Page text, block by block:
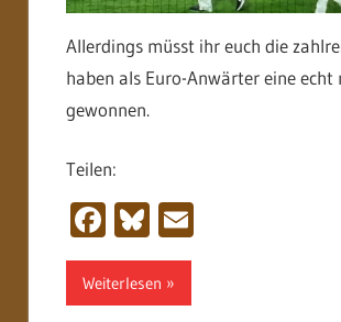
Allerdings müsst ihr euch die
haben als Euro-Anwärter eine
gewonnen.
Teilen:
Facebook
Bluesky
Email
Weiterlesen